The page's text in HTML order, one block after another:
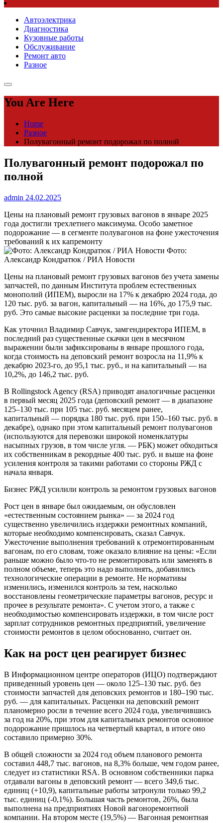
Автоэлектрика
Диагностика
Кузовные работы
Обслуживание
Ремонт авто
Разное
You Are Here
Home
Разное
Полувагонный ремонт подорожал по полной
Полувагонный ремонт подорожал по
полной
admin 24.02.2025
Цены на плановый ремонт грузовых вагонов в январе 2025
года достигли трехлетнего максимума. Особо заметное
подорожание — в сегменте полувагонов на фоне ужесточения
требований к их капремонту
Фото:
Александр Кондратюк / РИА Новости
Цены на плановый ремонт грузовых вагонов без учета замены
запчастей, по данным Института проблем естественных
монополий (ИПЕМ), выросли на 17% к декабрю 2024 года, до
120 тыс. руб. за вагон, капитальный — на 16%, до 175,9 тыс.
руб. Это самые высокие расценки за последние три года.
Как уточнил Владимир Савчук, замгендиректора ИПЕМ, в
последний раз существенные скачки цен в месячном
выражении были зафиксированы в январе прошлого года,
когда стоимость на деповский ремонт возросла на 11,9% к
декабрю 2023-го, до 95,1 тыс. руб., и на капитальный — на
10,2%, до 146,2 тыс. руб.
В Rollingstock Agency (RSA) приводят аналогичные расценки
в первый месяц 2025 года (деповский ремонт — в диапазоне
125–130 тыс. при 105 тыс. руб. месяцем ранее,
капитальный — порядка 180 тыс. руб. при 150–160 тыс. руб. в
декабре), однако при этом капитальный ремонт полувагонов
(используются для перевозки широкой номенклатуры
насыпных грузов, в том числе угля. — РБК) может обходиться
их собственникам в рекордные 400 тыс. руб. и выше на фоне
усиления контроля за такими работами со стороны РЖД с
начала января.
Бизнес РЖД усилили контроль за ремонтом грузовых вагонов
Рост цен в январе был ожидаемым, он обусловлен
«естественным состоянием рынка» — за 2024 год
существенно увеличились издержки ремонтных компаний,
которые необходимо компенсировать, сказал Савчук.
Ужесточение выполнения требований к отремонтированным
вагонам, по его словам, тоже оказало влияние на цены: «Если
раньше можно было что-то не ремонтировать или заменять в
полном объеме, теперь это надо выполнять, добавились
технологические операции в ремонте. Не нормативы
изменились, изменился контроль за тем, насколько
восстановлены геометрические параметры вагонов, ресурс и
прочее в результате ремонта». С учетом этого, а также с
необходимостью компенсировать издержки, в том числе рост
зарплат сотрудников ремонтных предприятий, увеличение
стоимости ремонтов в целом обоснованно, считает он.
Как на рост цен реагирует бизнес
В Информационном центре операторов (ИЦО) подтверждают
приведенный уровень цен — около 125–130 тыс. руб. без
стоимости запчастей для деповских ремонтов и 180–190 тыс.
руб. — для капитальных. Расценки на деповский ремонт
планомерно росли в течение всего 2024 года, увеличившись
за год на 20%, при этом для капитальных ремонтов основное
подорожание пришлось на четвертый квартал, в итоге оно
составило примерно 30%.
В общей сложности за 2024 год объем планового ремонта
составил 448,7 тыс. вагонов, на 8,3% больше, чем годом ранее,
следует из статистики RSA. В основном собственники парка
отдавали вагоны в деповский ремонт — всего 349,6 тыс.
единиц (+10,9), капитальные работы затронули только 99,2
тыс. единиц (-0,1%). Большая часть ремонтов, 26%, была
выполнена на предприятиях Новой вагоноремонтной
компании. На втором месте (19,5%) — Вагонная ремонтная